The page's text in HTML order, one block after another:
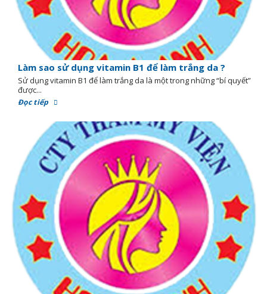
Làm sao sử dụng vitamin B1 để làm trắng da ?
Sử dụng vitamin B1 để làm trắng da là một trong những “bí quyết”
được...
Đọc tiếp